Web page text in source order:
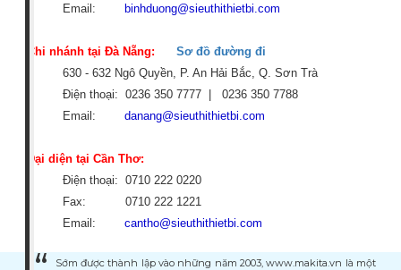
Email: binhduong@sieuthithietbi.com
Chi nhánh tại Đà Nẵng: Sơ đồ đường đi
630 - 632 Ngô Quyền, P. An Hải Bắc, Q. Sơn Trà
Điện thoại: 0236 350 7777 | 0236 350 7788
Email:
danang@sieuthithietbi.com
Đại diện tại Cần Thơ:
Điện thoại: 0710 222 0220
Fax: 0710 222 1221
Email: cantho@sieuthithietbi.com
Sớm được thành lập vào những năm 2003, www.makita.vn là một